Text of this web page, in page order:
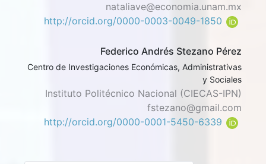
nataliave@economia.unam.mx
http://orcid.org/0000-0003-0049-1850
Federico Andrés Stezano Pérez
Centro de Investigaciones Económicas, Administrativas
y Sociales
Instituto Politécnico Nacional (CIECAS-IPN)
fstezano@gmail.com
http://orcid.org/0000-0001-5450-6339